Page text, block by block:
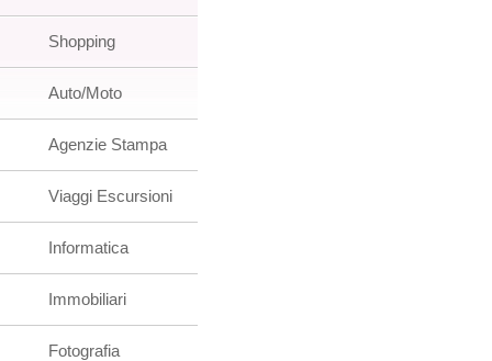
Shopping
Auto/Moto
Agenzie Stampa
Viaggi Escursioni
Informatica
Immobiliari
Fotografia